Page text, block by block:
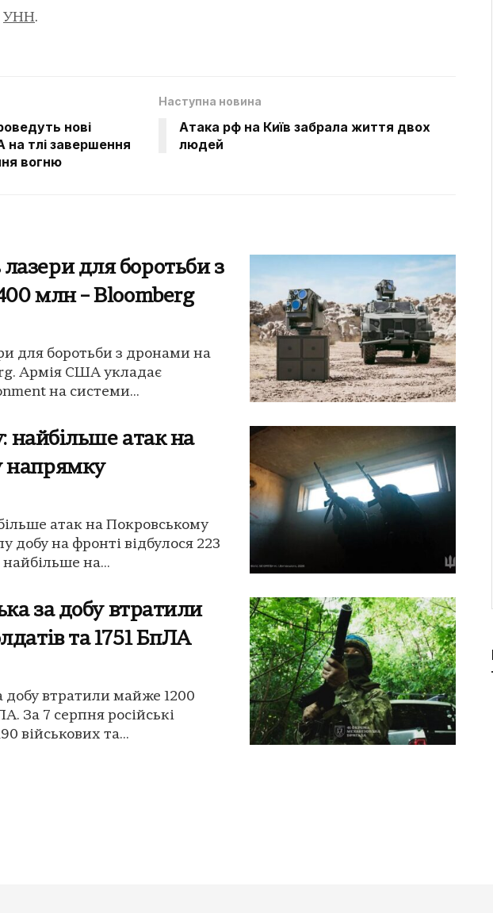
УНН.
нові
тлі завершення
вогню
Наступна новина
Атака рф на Київ забрала життя двох
людей
для боротьби з
млн – Bloomberg
для боротьби з дронами на
Армія США укладає
на системи...
найбільше атак на
напрямку
атак на Покровському
добу на фронті відбулося 223
на...
за добу втратили
та 1751 БпЛА
добу втратили майже 1200
За 7 серпня російські
військових та...